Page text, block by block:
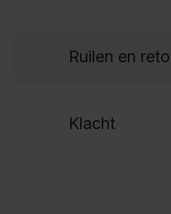
Ruilen en
Klacht